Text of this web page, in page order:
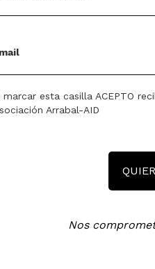
marcar esta casilla ACEPTO
Arrabal-AID
Nos